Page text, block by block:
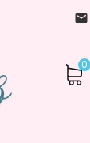

0